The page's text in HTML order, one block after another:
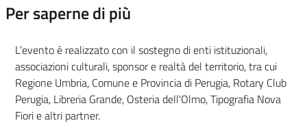
Per saperne di più
L’evento è realizzato con il sostegno di enti istituzionali,
associazioni culturali, sponsor e realtà del territorio, tra cui
Regione Umbria, Comune e Provincia di Perugia, Rotary Club
Perugia, Libreria Grande, Osteria dell'Olmo, Tipografia Nova
Fiori e altri partner.